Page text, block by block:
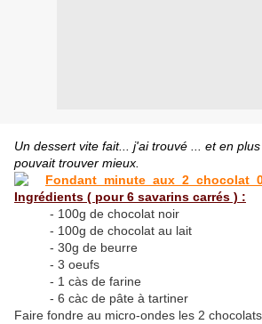
Un dessert vite fait... j'ai trouvé ... et en
pouvait trouver mieux.
Ingrédients ( pour 6 savarins carrés ) :
- 100g de chocolat noir
- 100g de chocolat au lait
- 30g de beurre
- 3 oeufs
- 1 càs de farine
- 6 càc de pâte à tartiner
Faire fondre au micro-ondes les 2